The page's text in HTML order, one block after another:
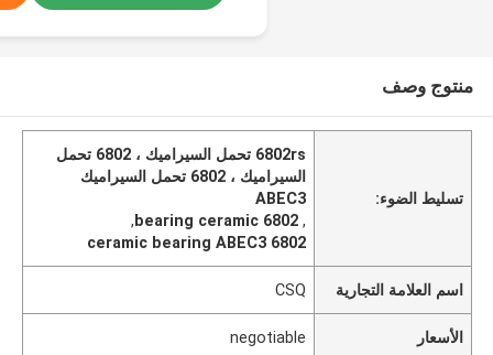
منتوج وصف
تسليط الضوء:
6802rs تحمل السيراميك ، 6802 تحمل
السيراميك ، 6802 تحمل السيراميك
ABEC3
,
6802 bearing ceramic
,
6802 ceramic bearing ABEC3
اسم العلامة التجارية CSQ
الأسعار negotiable